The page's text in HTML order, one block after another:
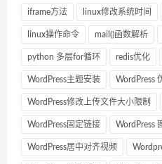
iframe方法 linux修改系统时间
linux操作命令 mail()函数解析
python 多层for循环 redis优化
WordPress主题安装 WordPress
WordPress修改上传文件大小限制
WordPress固定链接 WordPress
WordPress居中对齐视频